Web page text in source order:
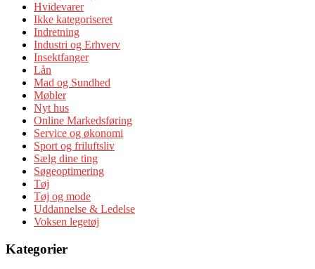
Hvidevarer
Ikke kategoriseret
Indretning
Industri og Erhverv
Insektfanger
Lån
Mad og Sundhed
Møbler
Nyt hus
Online Markedsføring
Service og økonomi
Sport og friluftsliv
Sælg dine ting
Søgeoptimering
Tøj
Tøj og mode
Uddannelse & Ledelse
Voksen legetøj
Kategorier